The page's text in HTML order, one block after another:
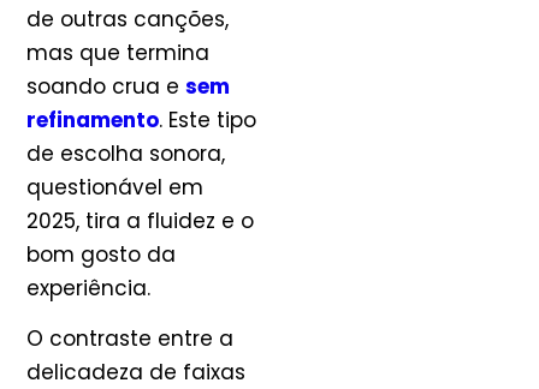
de outras canções,
mas que termina
soando crua e sem
refinamento. Este tipo
de escolha sonora,
questionável em
2025, tira a fluidez e o
bom gosto da
experiência.
O contraste entre a
delicadeza de faixas